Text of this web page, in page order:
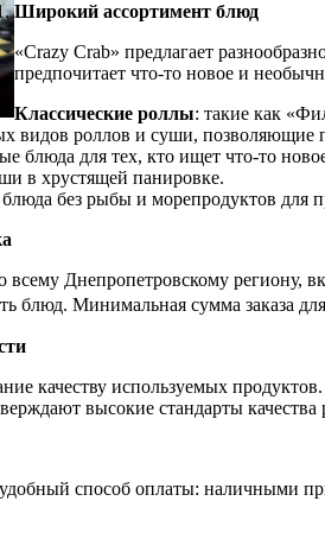
Широкий ассортимент блюд
«Crazy Crab» предлагает
предпочитает что-то новое и
Классические роллы: такие как
видов роллов и суши, позволяющие
блюда для тех, кто ищет что-то
в хрустящей панировке.
блюда без рыбы и морепродуктов для
всему Днепропетровскому региону,
блюд. Минимальная сумма заказа
качеству используемых
высокие стандарты качества
способ оплаты: наличными